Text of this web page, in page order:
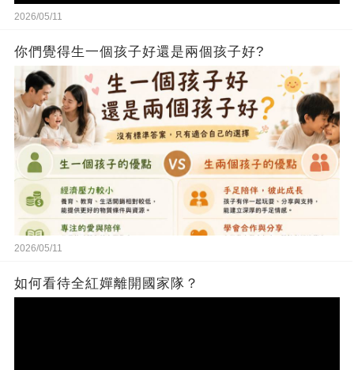
2026/05/11
你們覺得生一個孩子好還是兩個孩子好?
2026/05/11
如何看待全紅嬋離開國家隊？